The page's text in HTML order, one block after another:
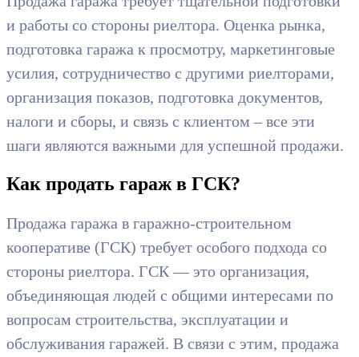
и работы со стороны риелтора. Оценка рынка,
подготовка гаража к просмотру, маркетинговые
усилия, сотрудничество с другими риелторами,
организация показов, подготовка документов,
налоги и сборы, и связь с клиентом – все эти
шаги являются важными для успешной продажи.
Как продать гараж в ГСК?
Продажа гаража в гаражно-строительном
кооперативе (ГСК) требует особого подхода со
стороны риелтора. ГСК — это организация,
объединяющая людей с общими интересами по
вопросам строительства, эксплуатации и
обслуживания гаражей. В связи с этим, продажа